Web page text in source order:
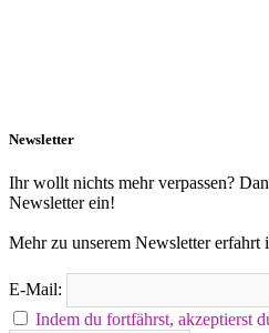
Newsletter
Ihr wollt nichts mehr verpassen?
Newsletter ein!
Mehr zu unserem Newsletter erfahrt
E-Mail:
Indem du fortfährst, akzeptierst